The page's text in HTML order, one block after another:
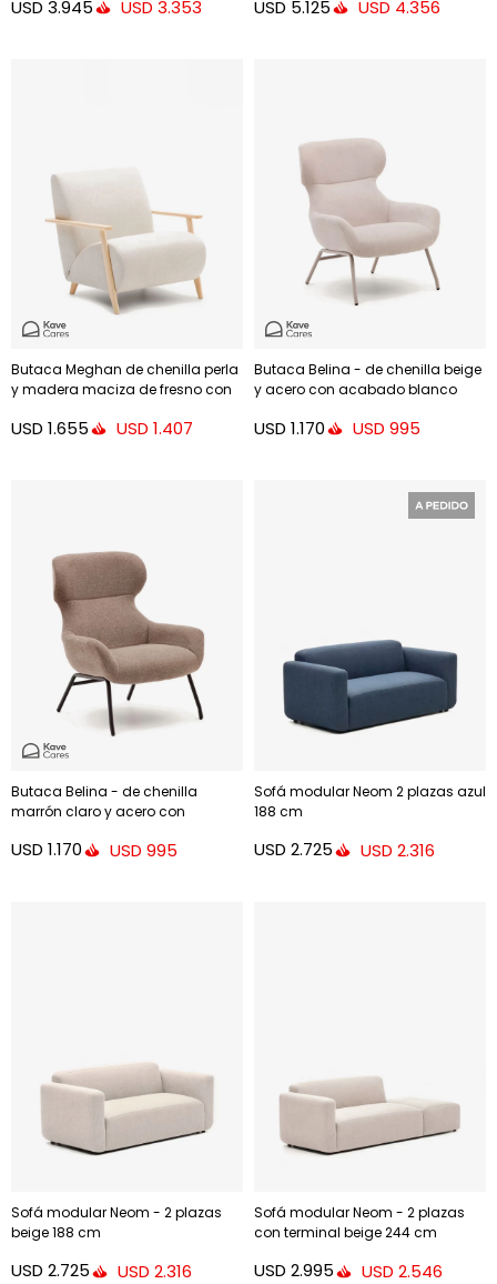
USD 3.945 USD 3.353 USD 5.125 USD 4.356
Butaca Meghan de chenilla perla
y madera maciza de fresno con
USD 1.655 USD 1.407
Butaca Belina - de chenilla beige
y acero con acabado blanco
USD 1.170 USD 995
Butaca Belina - de chenilla
marrón claro y acero con
USD 1.170 USD 995
Sofá modular Neom 2 plazas azul
188 cm
USD 2.725 USD 2.316
Sofá modular Neom - 2 plazas
beige 188 cm
USD 2.725 USD 2.316
Sofá modular Neom - 2 plazas
con terminal beige 244 cm
USD 2.995 USD 2.546